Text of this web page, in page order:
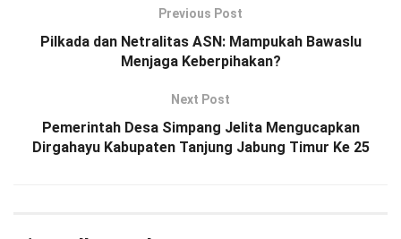
Previous Post
Pilkada dan Netralitas ASN: Mampukah Bawaslu
Menjaga Keberpihakan?
Next Post
Pemerintah Desa Simpang Jelita Mengucapkan
Dirgahayu Kabupaten Tanjung Jabung Timur Ke 25